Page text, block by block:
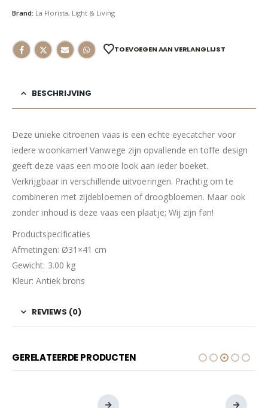
Brand: La Florista, Light & Living
TOEVOEGEN AAN VERLANGLIJST
BESCHRIJVING
Deze unieke citroenen vaas is een echte eyecatcher voor
iedere woonkamer! Vanwege zijn opvallende en toffe design
geeft deze vaas een mooie look aan ieder boeket.
Verkrijgbaar in verschillende uitvoeringen. Prachtig om te
combineren met zijdebloemen of droogbloemen. Maar ook
zonder inhoud is deze vaas een plaatje; Wij zijn fan!
Productspecificaties
Afmetingen: Ø31×41 cm
Gewicht: 3.00 kg
Kleur: Antiek brons
REVIEWS (0)
GERELATEERDE PRODUCTEN